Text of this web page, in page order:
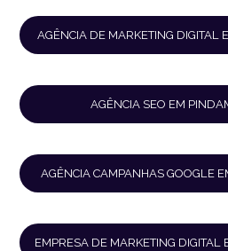
AGÊNCIA DE MARKETING DIGITAL
AGÊNCIA SEO EM
AGÊNCIA CAMPANHAS GOOGLE
EMPRESA DE MARKETING